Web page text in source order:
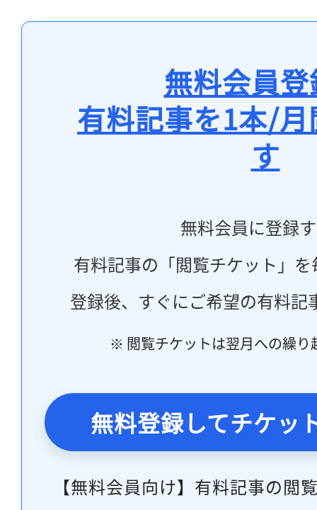
無料会員
有料記事を1本/
す
無料会員に登録
有料記事の「閲覧チケット」
登録後、すぐにご希望の有料記
※ 閲覧チケットは翌月への繰り
無料登録してチケッ
【無料会員向け】有料記事の閲